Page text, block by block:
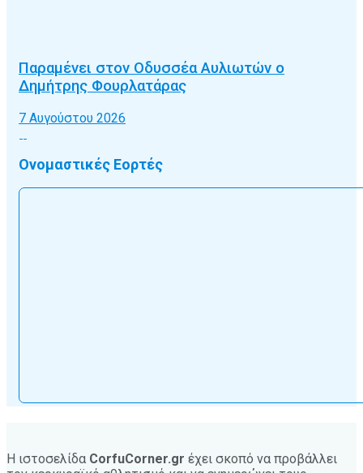
Παραμένει στον Οδυσσέα Αυλιωτών ο
Δημήτρης Φουρλατάρας
7 Αυγούστου 2026
Ονομαστικές Εορτές
Η ιστοσελίδα CorfuCorner.gr έχει σκοπό να προβάλλει